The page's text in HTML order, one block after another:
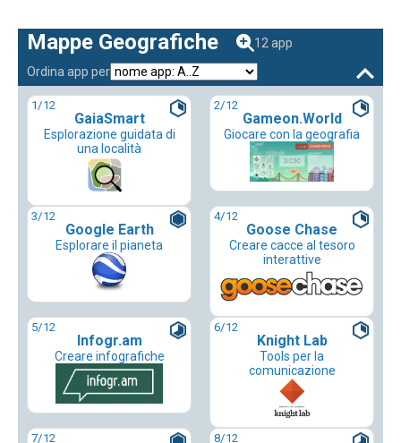
Mappe Geografiche
12 app
Ordina app per
1/12
GaiaSmart
Esplorazione guidata di
una località
2/12
Gameon.World
Giocare con la geografia
3/12
Google Earth
Esplorare il pianeta
4/12
Goose Chase
Creare cacce al tesoro
interattive
5/12
Infogr.am
Creare infografiche
6/12
Knight Lab
Tools per la
comunicazione
7/12 8/12